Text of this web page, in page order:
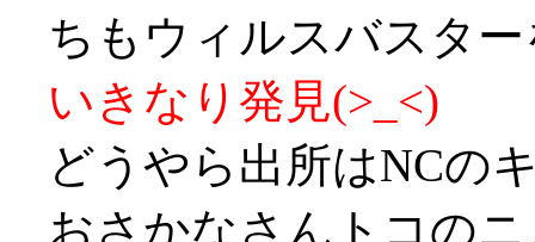
ちもウィルスバスタ
いきなり発見(>_<)
どうやら出所はNCの
おさかなさんトコの